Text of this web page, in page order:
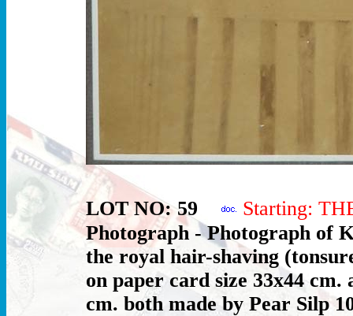
LOT NO: 59
Starting:
Photograph - Photograph of
the royal hair-shaving
on paper card size 33x44 cm.
cm. both made by Pear Silp